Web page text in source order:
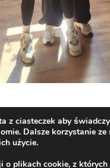
z ciasteczek aby
Dalsze korzystanie ze
użycie.
o plikach cookie, z